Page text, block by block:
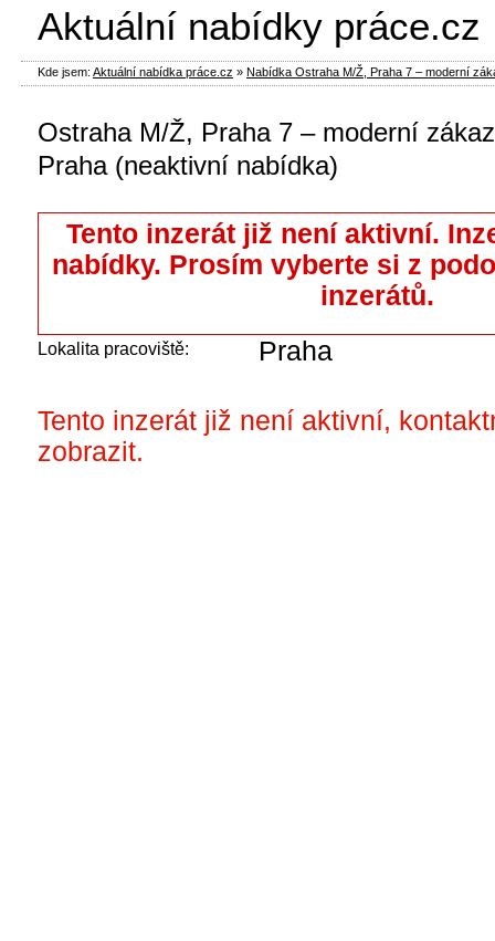
Ostraha M/Ž, Praha 7 – moderní
Praha (neaktivní nabídka)
Tento inzerát již není aktivní.
nabídky. Prosím vyberte si z
inzerátů.
Lokalita pracoviště: Praha
Tento inzerát již není aktivní,
zobrazit.
Aktuální nabídky práce.cz
Kde jsem: Aktuální nabídka práce.cz » Nabídka Ostraha M/Ž, Praha 7 – moderní